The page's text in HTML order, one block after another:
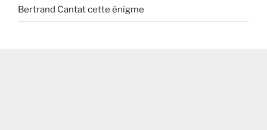
Bertrand Cantat cette énigme